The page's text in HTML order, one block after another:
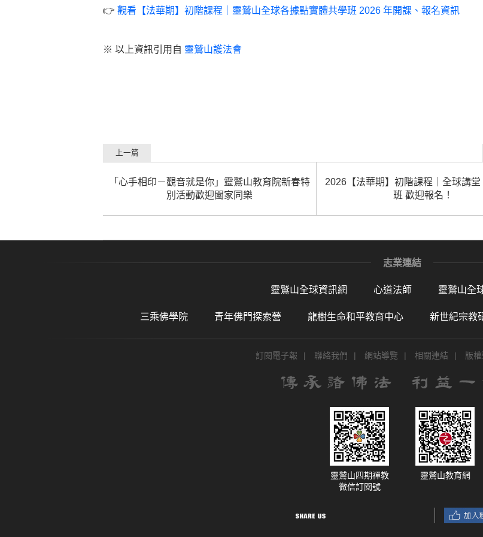
👉 觀看【法華期】初階課程｜靈鷲山全球各據點實體共學班 2026 年開課、報名資訊
※ 以上資訊引用自 靈鷲山護法會
「心手相印－觀音就是你」靈鷲山教育院新春特
別活動歡迎闔家同樂
上一篇
2026【法華期】初階課程｜全球講堂
班 歡迎報名！
志業連結
靈鷲山全球資訊網 心道法師 靈鷲山全
三乘佛學院 青年佛門探索營 龍樹生命和平教育中心 新世紀宗教
訂閱電子報 | 聯絡我們 | 網站導覽 | 相關連結 | 版
靈鷲山四期禪教
微信訂閱號
靈鷲山教育網